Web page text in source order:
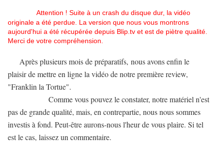
Attention ! Suite à un crash du disque dur, la vidéo
originale a été perdue. La version que nous vous montrons
aujourd'hui a été récupérée depuis Blip.tv et est de piètre qualité.
Merci de votre compréhension.
Après plusieurs mois de préparatifs, nous avons enfin le
plaisir de mettre en ligne la vidéo de notre première review,
"Franklin la Tortue".
Comme vous pouvez le constater, notre matériel n'est
pas de grande qualité, mais, en contrepartie, nous nous sommes
investis à fond. Peut-être aurons-nous l'heur de vous plaire. Si tel
est le cas, laissez un commentaire.